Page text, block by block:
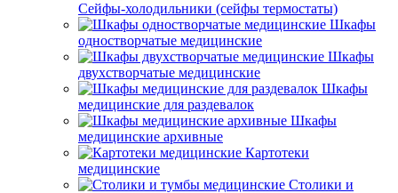
Сейфы-холодильники (сейфы термостаты)
Шкафы
одностворчатые медицинские
Шкафы
двухстворчатые медицинские
Шкафы
медицинские для раздевалок
Шкафы
медицинские архивные
Картотеки
медицинские
Столики и